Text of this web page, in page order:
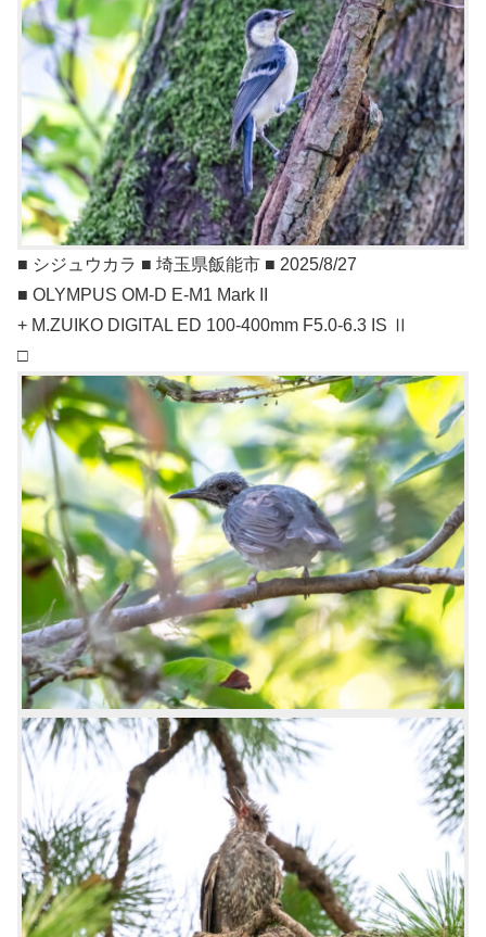
■ シジュウカラ ■ 埼玉県飯能市 ■ 2025/8/27
■ OLYMPUS OM-D E-M1 Mark II
+ M.ZUIKO DIGITAL ED 100-400mm F5.0-6.3 IS Ⅱ
□